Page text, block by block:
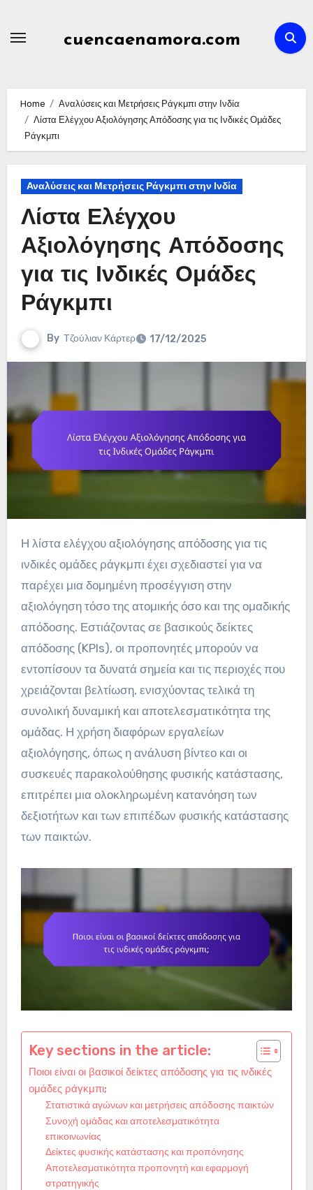
cuencaenamora.com
Home
Αναλύσεις και Μετρήσεις Ράγκμπι στην Ινδία
Λίστα Ελέγχου Αξιολόγησης Απόδοσης για τις Ινδικές Ομάδες
Ράγκμπι
Αναλύσεις και Μετρήσεις Ράγκμπι στην Ινδία
Λίστα Ελέγχου
Αξιολόγησης Απόδοσης
για τις Ινδικές Ομάδες
Ράγκμπι
By Τζούλιαν Κάρτερ 17/12/2025
Η λίστα ελέγχου αξιολόγησης απόδοσης για τις
ινδικές ομάδες ράγκμπι έχει σχεδιαστεί για να
παρέχει μια δομημένη προσέγγιση στην
αξιολόγηση τόσο της ατομικής όσο και της ομαδικής
απόδοσης. Εστιάζοντας σε βασικούς δείκτες
απόδοσης (KPIs), οι προπονητές μπορούν να
εντοπίσουν τα δυνατά σημεία και τις περιοχές που
χρειάζονται βελτίωση, ενισχύοντας τελικά τη
συνολική δυναμική και αποτελεσματικότητα της
ομάδας. Η χρήση διαφόρων εργαλείων
αξιολόγησης, όπως η ανάλυση βίντεο και οι
συσκευές παρακολούθησης φυσικής κατάστασης,
επιτρέπει μια ολοκληρωμένη κατανόηση των
δεξιοτήτων και των επιπέδων φυσικής κατάστασης
των παικτών.
Key sections in the article:
Ποιοι είναι οι βασικοί δείκτες απόδοσης για τις ινδικές
ομάδες ράγκμπι;
Στατιστικά αγώνων και μετρήσεις απόδοσης παικτών
Συνοχή ομάδας και αποτελεσματικότητα
επικοινωνίας
Δείκτες φυσικής κατάστασης και προπόνησης
Αποτελεσματικότητα προπονητή και εφαρμογή
στρατηγικής